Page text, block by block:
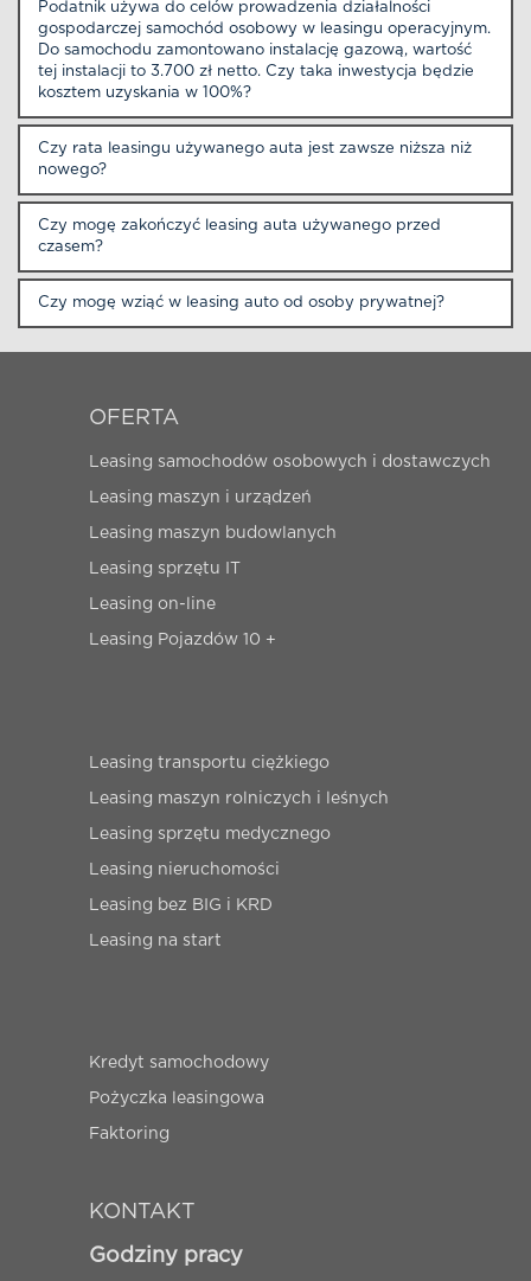
Podatnik używa do celów prowadzenia działalności
gospodarczej samochód osobowy w leasingu operacyjnym.
Do samochodu zamontowano instalację gazową, wartość
tej instalacji to 3.700 zł netto. Czy taka inwestycja będzie
kosztem uzyskania w 100%?
Czy rata leasingu używanego auta jest zawsze niższa niż
nowego?
Czy mogę zakończyć leasing auta używanego przed
czasem?
Czy mogę wziąć w leasing auto od osoby prywatnej?
OFERTA
Leasing samochodów osobowych i dostawczych
Leasing maszyn i urządzeń
Leasing maszyn budowlanych
Leasing sprzętu IT
Leasing on-line
Leasing Pojazdów 10 +
Leasing transportu ciężkiego
Leasing maszyn rolniczych i leśnych
Leasing sprzętu medycznego
Leasing nieruchomości
Leasing bez BIG i KRD
Leasing na start
Kredyt samochodowy
Pożyczka leasingowa
Faktoring
KONTAKT
Godziny pracy